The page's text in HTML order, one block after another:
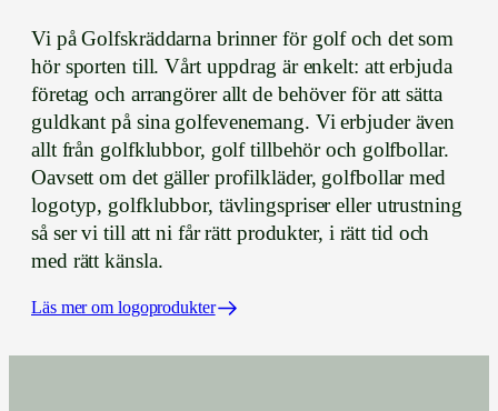
Vi på Golfskräddarna brinner för golf och det som
hör sporten till. Vårt uppdrag är enkelt: att erbjuda
företag och arrangörer allt de behöver för att sätta
guldkant på sina golfevenemang. Vi erbjuder även
allt från golfklubbor, golf tillbehör och golfbollar.
Oavsett om det gäller profilkläder, golfbollar med
logotyp, golfklubbor, tävlingspriser eller utrustning
så ser vi till att ni får rätt produkter, i rätt tid och
med rätt känsla.
Läs mer om logoprodukter